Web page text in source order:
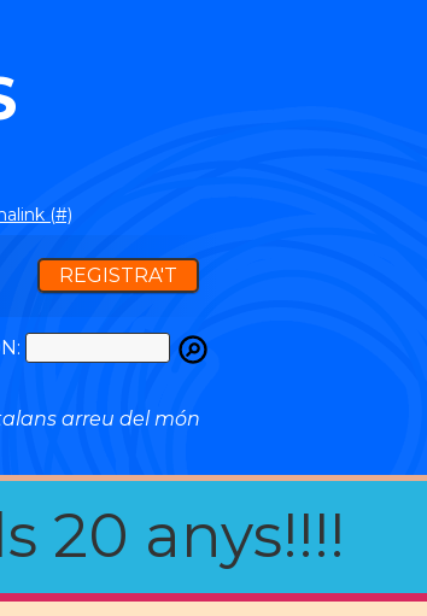
(#)
REGISTRA'T
arreu del món
20 anys!!!!